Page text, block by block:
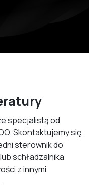
specjalistą od
Skontaktujemy się
sterownik do
schładzalnika
z innymi